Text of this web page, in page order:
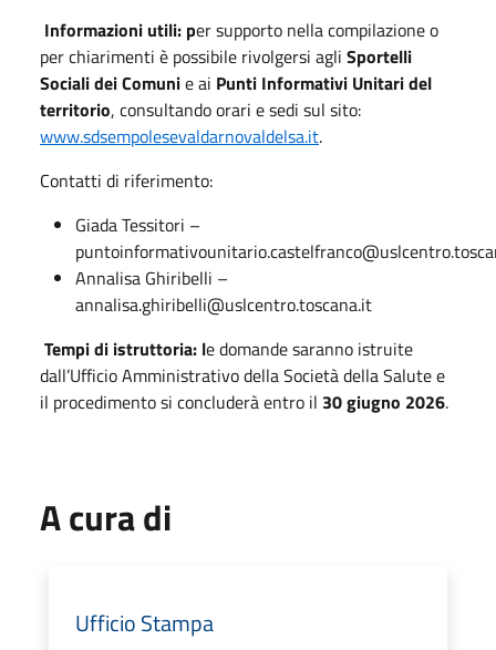
Informazioni utili: per supporto nella compilazione o
per chiarimenti è possibile rivolgersi agli Sportelli
Sociali dei Comunie ai Punti Informativi Unitari del
territorio, consultando orari e sedi sul sito:
www.sdsempolesevaldarnovaldelsa.it.
Contatti di riferimento:
Giada Tessitori –
Annalisa Ghiribelli –
annalisa.ghiribelli@uslcentro.toscana.it
Tempi di istruttoria: le domande saranno istruite
dall’Ufficio Amministrativo della Società della Salute e
il procedimento si concluderà entro il 30 giugno 2026.
A cura di
Ufficio Stampa